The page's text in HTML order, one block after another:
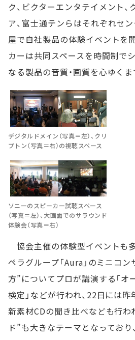
ク、ビクターエンタテイメント、
ア、富士通テンらはそれぞれセ
屋で自社製品の体験イベントを
カーは共同スペースを時間制で
なる製品の音質・画質を心ゆくま
デジタルドメイン（写真＝左）、クリ
プトン（写真＝右）の視聴スペース
ソニーのスピーカー試聴スペース
（写真＝左）、大画面でのサラウンド
体験会（写真＝右）
協会主催の体験型イベントも
ペラグループ「Aura」のミニコ
方”についてプロが講演する「オ
検定」などが行われ、22日には
新素材CDの聞き比べなども行わ
ド”も大きなテーマとなっており